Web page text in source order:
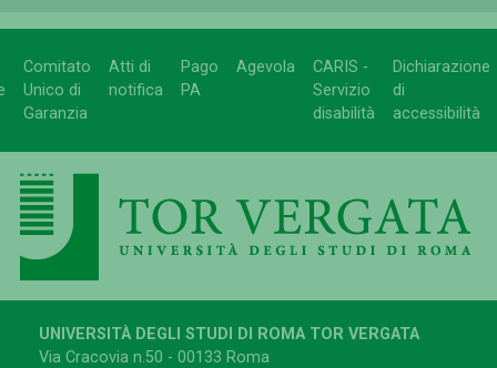
Comitato
Unico di
Garanzia
Atti di
notifica
Pago
PA
Agevola
CARIS -
Servizio
disabilità
Dichiarazione
di
accessibilità
UNIVERSITÀ DEGLI STUDI DI ROMA TOR VERGATA
Via Cracovia n.50 - 00133 Roma